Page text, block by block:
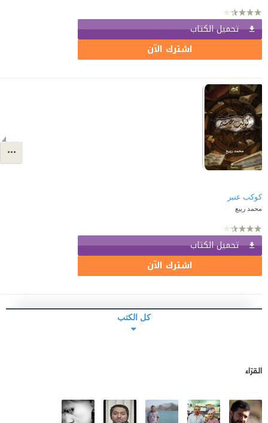
تحميل الكتاب
اشترك الآن
كوكب عنبر
محمد ربيع
تحميل الكتاب
اشترك الآن
كل الكتب
القرّاء